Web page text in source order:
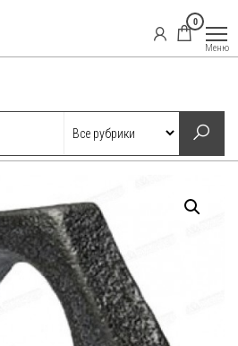
0
Меню